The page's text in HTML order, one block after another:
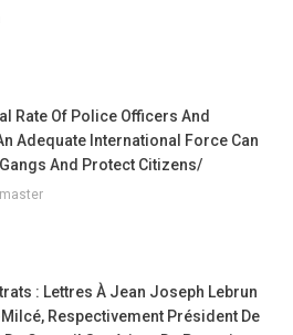
Rate Of Police Officers And
Adequate International Force Can
And Protect Citizens/
: Lettres À Jean Joseph Lebrun
Respectivement Président De